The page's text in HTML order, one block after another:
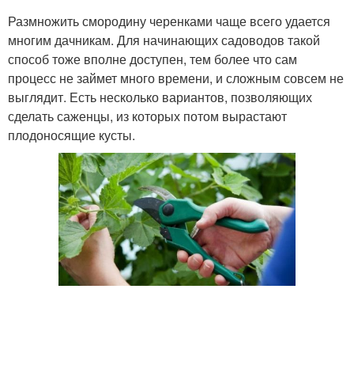
Размножить смородину черенками чаще всего удается
многим дачникам. Для начинающих садоводов такой
способ тоже вполне доступен, тем более что сам
процесс не займет много времени, и сложным совсем не
выглядит. Есть несколько вариантов, позволяющих
сделать саженцы, из которых потом вырастают
плодоносящие кусты.